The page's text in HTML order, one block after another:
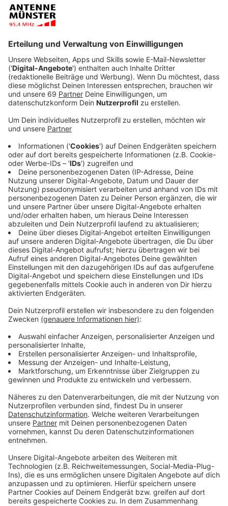
immobilienwirtschaftlichen Herausforderungen weist
die Wirtschaftsförderung Münster GmbH (WFM) für
zufriedenstellendes Ergebnis aus.“ Mit diesen Worten
hat der WFM-Geschäftsführer Enno Fuchs die
Schaffensbilanz der städtischen Tochter
kommentiert. Mit 14 verkauften
Gewerbegrundstücken und 58 vermittelten
Ladenlokale und Gewerbehallen, kam das
Vermarktungsresultat diesmal nicht über den
zehnjährigen Durchschnitt hinaus. Deutlich darüber
pendelte sich dagegen die Anzahl von knapp 1.650
Arbeitsplätzen ein, die Unternehmen im Zuge der 73
Bestandsentwicklungen, zehn Neuansiedlungen und 74
Neugründungen geschaffen und gesichert hatten.
Diese Firmen wurden 2021 von der WFM beraten bzw.
begleitet.
Anzeige
Wichtiger Beitrag zur Sicherung von
Arbeitsplätzen
Zehn Unternehmen mit 73 Arbeitsplätzen siedelten
sich mit Hilfe der Wirtschaftsförderung neu in der
dass über 400 Arbeitsplätze in Münster geschaffen
und mehr als 1.000 gesichert wurden.
Anzeige
Wirtschaftsförderung hilft bei
Förderanträgen
Anzeige